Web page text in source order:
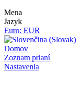
Mena
Jazyk
Euro: EUR
Domov
Zoznam prianí
Nastavenia